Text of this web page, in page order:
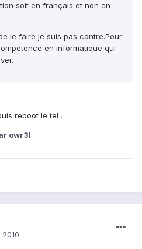
soit en français et non en
le faire je suis pas contre.Pour
en informatique qui
reboot le tel .
owr3l